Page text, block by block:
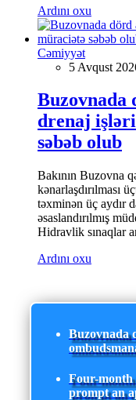
Ardını oxu
Cəmiyyət
5 Avqust
Buzovnada
drenaj
səbəb olub
Bakının Buzovna
kənarlaşdırılması
təxminən üç aydır
əsaslandırılmış
Hidravlik sınaqlar
Ardını oxu
Buzovnada
Four-month
prompt an